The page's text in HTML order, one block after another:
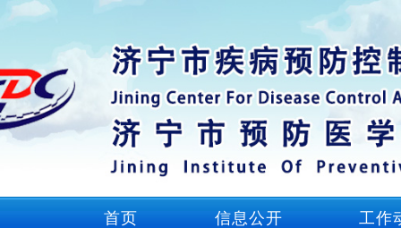
首页 信息公开 工作